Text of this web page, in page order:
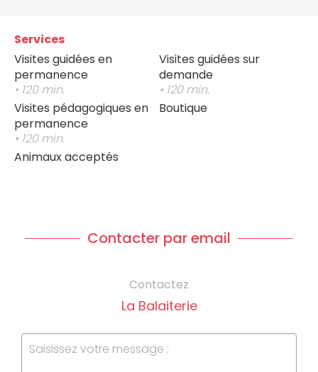
Services
Visites guidées en
permanence
• 120 min.
Visites pédagogiques en
permanence
• 120 min.
Animaux acceptés
Visites guidées sur
demande
• 120 min.
Boutique
Contacter par email
Contactez
La Balaiterie